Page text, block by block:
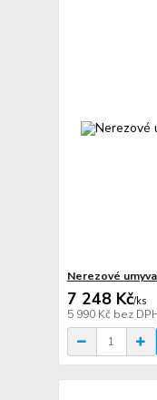
Nerezové
7 248 Kč/ks
5 990 Kč bez